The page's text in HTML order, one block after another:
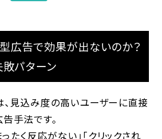
広告で効果が出ないのか？
敗パターン
見込み度の高いユーザーに直接
手法です。
たく反応がない」「クリックされ